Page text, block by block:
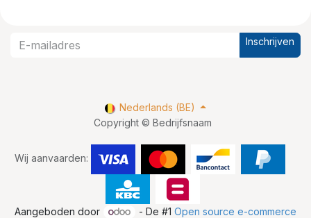
Inschrijven
Copyright © Bedrijfsnaam
Wij aanvaarden:
Nederlands (BE)
Aangeboden door - De #1Open source e-commerce